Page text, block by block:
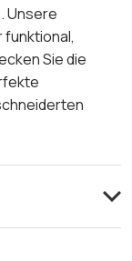
. Unsere
funktional,
Sie die